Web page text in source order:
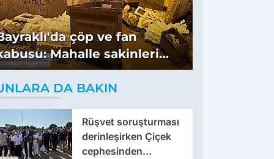
çöp ve fan
Mahalle sakinleri
etti
DA BAKIN
Rüşvet soruşturması
derinleşirken Çiçek
cephesinden